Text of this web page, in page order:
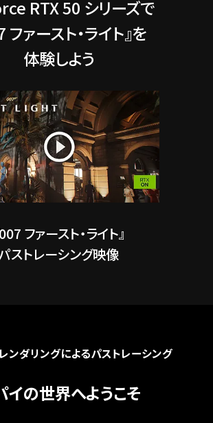
RTX 50 シリーズで
ファースト・ライト』を
体験しよう
007 ファースト・ライト』
ストレーシング映像
ンダリングによるパストレーシング
イの世界へようこそ